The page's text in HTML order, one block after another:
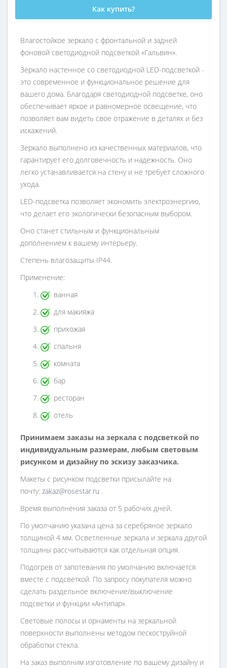
Как купить?
Влагостойкое зеркало с фронтальной и задней
фоновой светодиодной подсветкой «Гальвин».
Зеркало настенное со светодиодной LED-подсветкой -
это современное и функциональное решение для
вашего дома. Благодаря светодиодной подсветке, оно
обеспечивает яркое и равномерное освещение, что
позволяет вам видеть свое отражение в деталях и без
искажений.
Зеркало выполнено из качественных материалов, что
гарантирует его долговечность и надежность. Оно
легко устанавливается на стену и не требует сложного
ухода.
LED-подсветка позволяет экономить электроэнергию,
что делает его экологически безопасным выбором.
Оно станет стильным и функциональным
дополнением к вашему интерьеру.
Степень влагозащиты IP44.
Применение:
ванная
для макияжа
прихожая
спальня
комната
бар
ресторан
отель
Принимаем заказы на зеркала с подсветкой по
индивидуальным размерам, любым световым
рисунком и дизайну по эскизу заказчика.
Макеты с рисунком подсветки присылайте на
почту: zakaz@rosestar.ru .
Время выполнения заказа от 5 рабочих дней.
По умолчанию указана цена за серебряное зеркало
толщиной 4 мм. Осветленные зеркала и зеркала другой
толщины рассчитываются как отдельная опция.
Подогрев от запотевания по умолчанию включается
вместе с подсветкой. По запросу покупателя можно
сделать раздельное включение/выключение
подсветки и функции «Антипар».
Световые полосы и орнаменты на зеркальной
поверхности выполнены методом пескоструйной
обработки стекла.
На заказ выполним изготовление по вашему дизайну и